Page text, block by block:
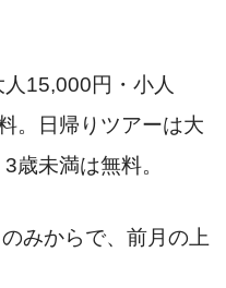
15,000円・小人
。日帰りツアーは大
歳未満は無料。
みからで、前月の上